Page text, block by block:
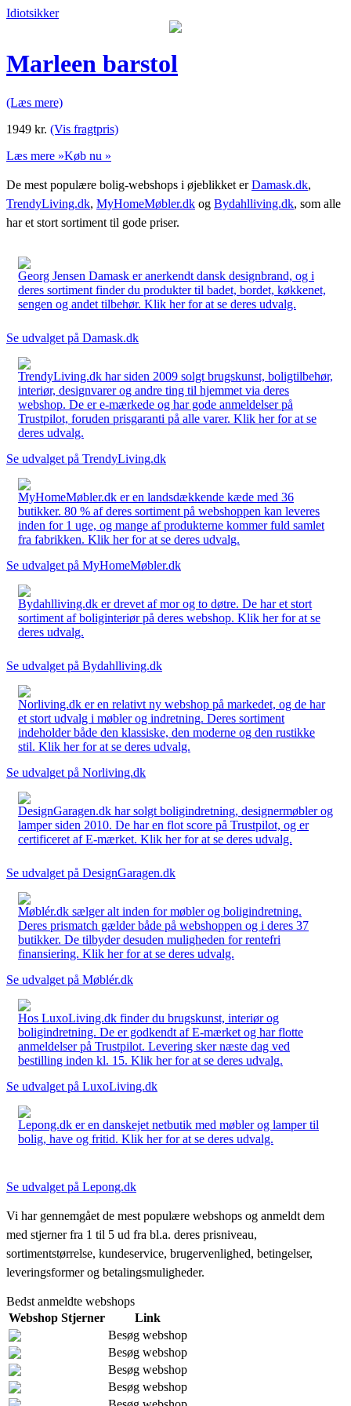
Idiotsikker
Marleen barstol
(Læs mere)
1949 kr. (Vis fragtpris)
Læs mere »Køb nu »
De mest populære bolig-webshops i øjeblikket erDamask.dk,
TrendyLiving.dk, MyHomeMøbler.dk og Bydahlliving.dk, som alle
har et stort sortiment til gode priser.
Georg Jensen Damask er anerkendt dansk designbrand, og i
deres sortiment finder du produkter til badet, bordet, køkkenet,
sengen og andet tilbehør. Klik her for at se deres udvalg.
Se udvalget på Damask.dk
TrendyLiving.dk har siden 2009 solgt brugskunst, boligtilbehør,
interiør, designvarer og andre ting til hjemmet via deres
webshop. De er e-mærkede og har gode anmeldelser på
Trustpilot, foruden prisgaranti på alle varer. Klik her for at se
deres udvalg.
Se udvalget på TrendyLiving.dk
MyHomeMøbler.dk er en landsdækkende kæde med 36
butikker. 80 % af deres sortiment på webshoppen kan leveres
inden for 1 uge, og mange af produkterne kommer fuld samlet
fra fabrikken. Klik her for at se deres udvalg.
Se udvalget på MyHomeMøbler.dk
Bydahlliving.dk er drevet af mor og to døtre. De har et stort
sortiment af boliginteriør på deres webshop. Klik her for at se
deres udvalg.
Se udvalget på Bydahlliving.dk
Norliving.dk er en relativt ny webshop på markedet, og de har
et stort udvalg i møbler og indretning. Deres sortiment
indeholder både den klassiske, den moderne og den rustikke
stil. Klik her for at se deres udvalg.
Se udvalget på Norliving.dk
DesignGaragen.dk har solgt boligindretning, designermøbler og
lamper siden 2010. De har en flot score på Trustpilot, og er
certificeret af E-mærket. Klik her for at se deres udvalg.
Se udvalget på DesignGaragen.dk
Møblér.dk sælger alt inden for møbler og boligindretning.
Deres prismatch gælder både på webshoppen og i deres 37
butikker. De tilbyder desuden muligheden for rentefri
finansiering. Klik her for at se deres udvalg.
Se udvalget på Møblér.dk
Hos LuxoLiving.dk finder du brugskunst, interiør og
boligindretning. De er godkendt af E-mærket og har flotte
anmeldelser på Trustpilot. Levering sker næste dag ved
bestilling inden kl. 15. Klik her for at se deres udvalg.
Se udvalget på LuxoLiving.dk
Lepong.dk er en danskejet netbutik med møbler og lamper til
bolig, have og fritid. Klik her for at se deres udvalg.
Se udvalget på Lepong.dk
Vi har gennemgået de mest populære webshops og anmeldt dem
med stjerner fra 1 til 5 ud fra bl.a. deres prisniveau,
sortimentstørrelse, kundeservice, brugervenlighed, betingelser,
leveringsformer og betalingsmuligheder.
Bedst anmeldte webshops
Webshop Stjerner
Link
Besøg webshop
Besøg webshop
Besøg webshop
Besøg webshop